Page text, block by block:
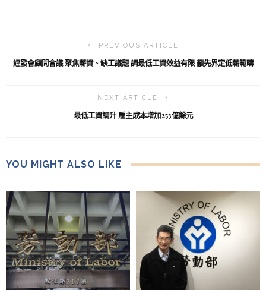
PREVIOUS ARTICLE
經發會顧問會議 聚焦薪資、缺工議題 調最低工資效益有限 籲先界定低薪範疇
NEXT ARTICLE
最低工資調升 雇主成本增加253億餘元
YOU MIGHT ALSO LIKE